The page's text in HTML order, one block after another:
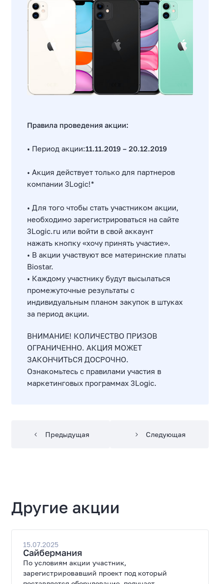
Правила проведения акции:
• Период акции:11.11.2019 – 20.12.2019
• Акция действует только для партнеров
компании 3Logic!*
• Для того чтобы стать участником акции,
необходимо зарегистрироваться на сайте
3Logic.ru или войти в свой аккаунт
нажать кнопку «хочу принять участие».
• В акции участвуют все материнские платы
Biostar.
• Каждому участнику будут высылаться
промежуточные результаты с
индивидуальным планом закупок в штуках
за период акции.
ВНИМАНИЕ! КОЛИЧЕСТВО ПРИЗОВ
ОГРАНИЧЕННО. АКЦИЯ МОЖЕТ
ЗАКОНЧИТЬСЯ ДОСРОЧНО.
Ознакомьтесь с правилами участия в
маркетинговых программах 3Logic.
Предыдущая Следующая
Другие акции
15.07.2025
Сайбермания
По условиям акции участник,
зарегистрировавший проект под который